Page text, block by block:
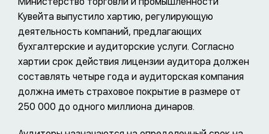
Кувейта выпустило хартию, регулирующую
деятельность компаний, предлагающих
бухгалтерские и аудиторские услуги. Согласно
хартии срок действия лицензии аудитора должен
составлять четыре года и аудиторская компания
должна иметь страховое покрытие в размере от
250 000 до одного миллиона динаров.